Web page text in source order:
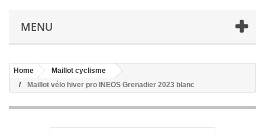
MENU
Home
Maillot cyclisme
Maillot vélo hiver pro INEOS Grenadier 2023 blanc